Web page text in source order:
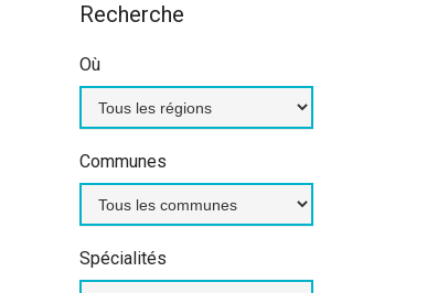
Recherche
Où
Communes
Spécialités